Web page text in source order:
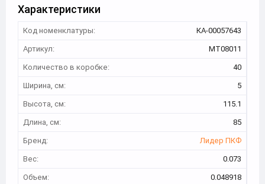
Характеристики
Код номенклатуры:
КА-00057643
Артикул:
МТ08011
Количество в коробке:
40
Ширина, см:
5
Высота, см:
115.1
Длина, см:
85
Бренд:
Лидер ПКФ
Вес:
0.073
Объем:
0.048918